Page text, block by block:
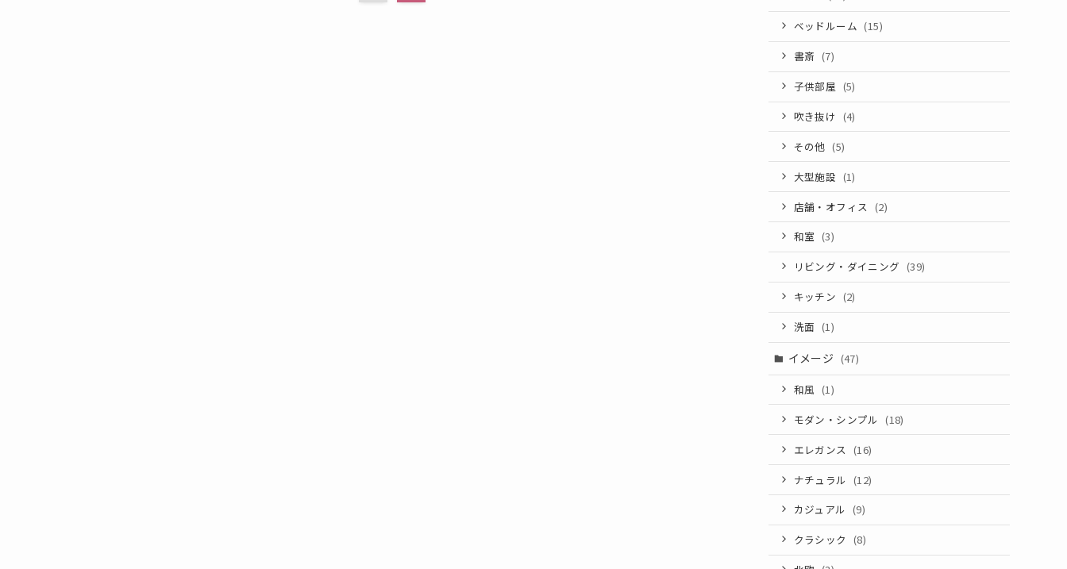
ベッドルーム (15)
書斎 (7)
子供部屋 (5)
吹き抜け (4)
その他 (5)
大型施設 (1)
店舗・オフィス (2)
和室 (3)
リビング・ダイニング (39)
キッチン (2)
洗面 (1)
イメージ (47)
和風 (1)
モダン・シンプル (18)
エレガンス (16)
ナチュラル (12)
カジュアル (9)
クラシック (8)